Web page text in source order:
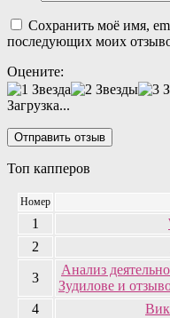
Сохранить моё имя,
последующих моих
Оцените:
Загрузка...
Топ капперов
Номер
1
2
3
Анализ
Зудилове и
4